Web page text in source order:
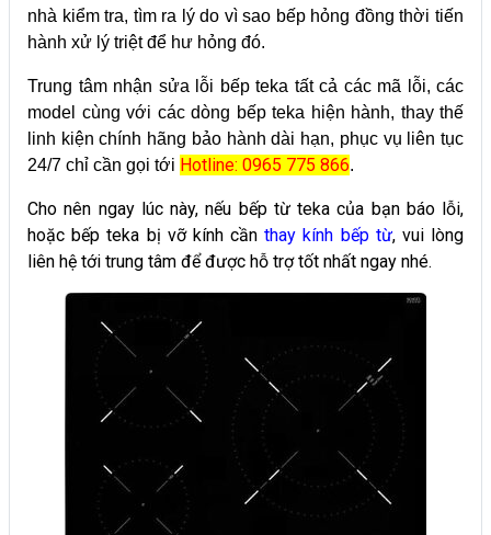
nhà kiểm tra, tìm ra lý do vì sao bếp hỏng đồng thời tiến
hành xử lý triệt để hư hỏng đó.
Trung tâm nhận sửa lỗi bếp teka tất cả các mã lỗi, các
model cùng với các dòng bếp teka hiện hành, thay thế
linh kiện chính hãng bảo hành dài hạn, phục vụ liên tục
24/7 chỉ cần gọi tới Hotline: 0965 775 866.
Cho nên ngay lúc này, nếu bếp từ teka của bạn báo lỗi,
hoặc bếp teka bị vỡ kính cầnthay kính bếp từ, vui lòng
liên hệ tới trung tâm để được hỗ trợ tốt nhất ngay nhé.